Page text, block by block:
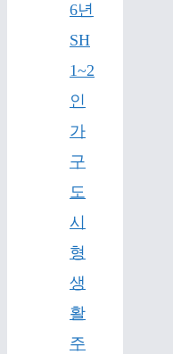
6년
SH
1~2
인
가
구
도
시
형
생
활
주